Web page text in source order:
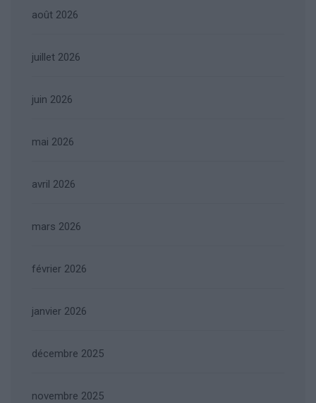
août 2026
juillet 2026
juin 2026
mai 2026
avril 2026
mars 2026
février 2026
janvier 2026
décembre 2025
novembre 2025